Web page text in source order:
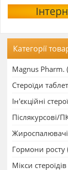
Категорії
Magnus Pharm.
Стероїди
Ін'єкційні
Післякурсові/
Гормони росту
Мікси